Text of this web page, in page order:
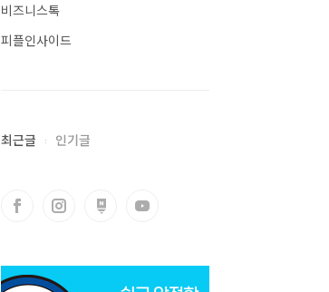
비즈니스톡
피플인사이드
최근글 인기글